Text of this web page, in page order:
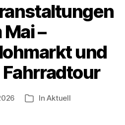
Mai –
und
Kategorien
InAktuell